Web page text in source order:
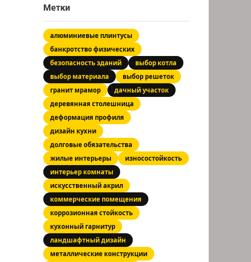
Метки
алюминиевые плинтусы
банкротство физических
безопасность зданий
выбор котла
выбор материала
выбор решеток
гранит мрамор
дачный участок
деревянная столешница
деформация профиля
дизайн кухни
долговые обязательства
жилые интерьеры
износостойкость
интерьер комнаты
искусственный акрил
коммерческие помещения
коррозионная стойкость
кухонный гарнитур
ландшафтный дизайн
металлические конструкции